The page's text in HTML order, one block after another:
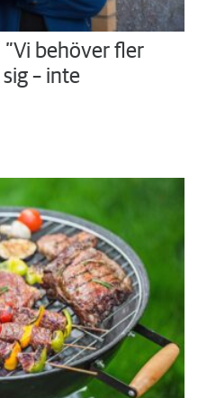
behöver fler
– inte